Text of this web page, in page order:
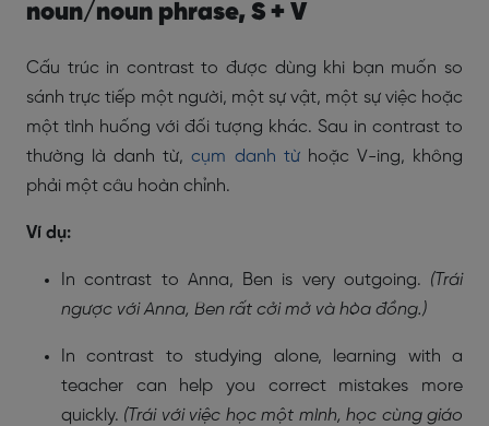
noun/noun phrase, S + V
Cấu trúc in contrast to được dùng khi bạn muốn so
sánh trực tiếp một người, một sự vật, một sự việc hoặc
một tình huống với đối tượng khác. Sau in contrast to
thường là danh từ,cụm danh từhoặc V-ing, không
phải một câu hoàn chỉnh.
Ví dụ:
In contrast to Anna, Ben is very outgoing. (Trái
ngược với Anna, Ben rất cởi mở và hòa đồng.)
In contrast to studying alone, learning with a
teacher can help you correct mistakes more
quickly. (Trái với việc học một mình, học cùng giáo